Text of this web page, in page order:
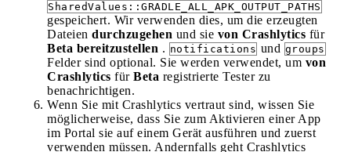
SharedValues::GRADLE_ALL_APK_OUTPUT_PATHS
gespeichert. Wir verwenden dies, um die erzeugten
Dateien durchzugehen und sie von Crashlytics für
Beta bereitzustellen . notifications und groups
Felder sind optional. Sie werden verwendet, um von
Crashlytics für Beta registrierte Tester zu
benachrichtigen.
Wenn Sie mit Crashlytics vertraut sind, wissen Sie
möglicherweise, dass Sie zum Aktivieren einer App
im Portal sie auf einem Gerät ausführen und zuerst
verwenden müssen. Andernfalls geht Crashlytics